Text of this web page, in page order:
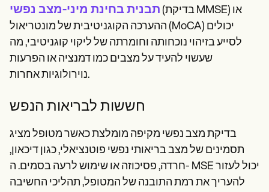
תבנית בחינת מיני-מצב נפשי (בדיקת MMSE) או
ההערכה הקוגניטיבית של מונטריאול (MoCA) יכולים
לסייע בזיהוי נוכחותה וחומרתה של ליקוי קוגניטיבי, מה
שעשוי להעיד על מצבים כמו דמנציה או הפרעות
נוירולוגיות אחרות.
חששות לבריאות הנפש
בדיקת מצב נפשי מקיפה מומלצת כאשר מטופל מציג
תסמינים של מצב בריאותי נפשי פוטנציאלי, כגון דיכאון,
חרדה, פסיכוזה או שימוש לרעה בסמים. ה- MSE יכול לעזור
להעריך את רמת התובנה של המטופל, תהליכי החשיבה